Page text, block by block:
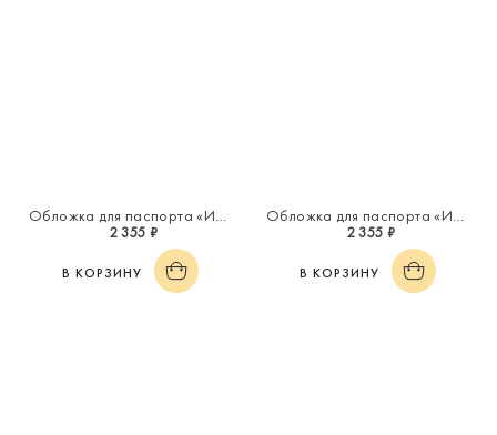
Обложка для паспорта «Инициал "К"»
2 355 ₽
В КОРЗИНУ
Обложка для паспорта «Инициал "В"»
2 355 ₽
В КОРЗИНУ